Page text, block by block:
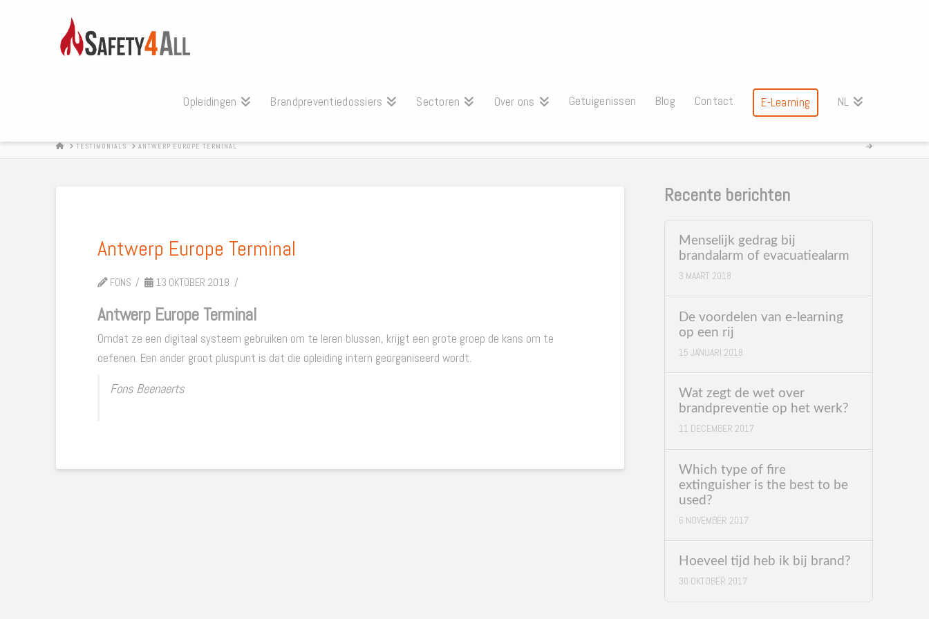
Opleidingen Brandpreventiedossiers Sectoren Over ons Getuigenissen Blog Contact E-Learning NL
HOMETESTIMONIALS ANTWERP EUROPE TERMINAL
Antwerp Europe Terminal
FONS 13 OKTOBER 2018
Antwerp Europe Terminal
Omdat ze een digitaal systeem gebruiken om te leren blussen, krijgt een grote groep de kans om te
oefenen. Een ander groot pluspunt is dat die opleiding intern georganiseerd wordt.
Fons Beenaerts
Recente berichten
Menselijk gedrag bij
brandalarm of evacuatiealarm
3 MAART 2018
De voordelen van e-learning
op een rij
15 JANUARI 2018
Wat zegt de wet over
brandpreventie op het werk?
11 DECEMBER 2017
Which type of fire
extinguisher is the best to be
used?
6 NOVEMBER 2017
Hoeveel tijd heb ik bij brand?
30 OKTOBER 2017